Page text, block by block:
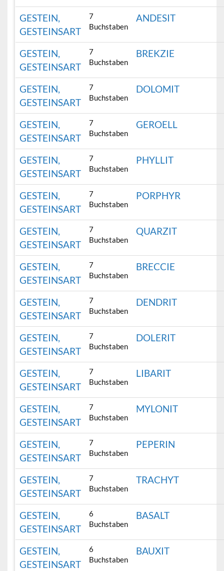
GESTEIN,
GESTEINSART
7
Buchstaben
ANDESIT
GESTEIN,
GESTEINSART
7
Buchstaben
BREKZIE
GESTEIN,
GESTEINSART
7
Buchstaben
DOLOMIT
GESTEIN,
GESTEINSART
7
Buchstaben
GEROELL
GESTEIN,
GESTEINSART
7
Buchstaben
PHYLLIT
GESTEIN,
GESTEINSART
7
Buchstaben
PORPHYR
GESTEIN,
GESTEINSART
7
Buchstaben
QUARZIT
GESTEIN,
GESTEINSART
7
Buchstaben
BRECCIE
GESTEIN,
GESTEINSART
7
Buchstaben
DENDRIT
GESTEIN,
GESTEINSART
7
Buchstaben
DOLERIT
GESTEIN,
GESTEINSART
7
Buchstaben
LIBARIT
GESTEIN,
GESTEINSART
7
Buchstaben
MYLONIT
GESTEIN,
GESTEINSART
7
Buchstaben
PEPERIN
GESTEIN,
GESTEINSART
7
Buchstaben
TRACHYT
GESTEIN,
GESTEINSART
6
Buchstaben
BASALT
GESTEIN,
GESTEINSART
6
Buchstaben
BAUXIT